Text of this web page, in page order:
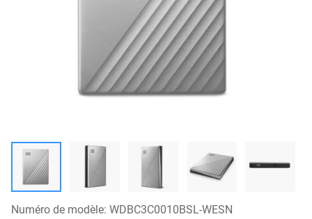
Numéro de modèle: WDBC3C0010BSL-WESN